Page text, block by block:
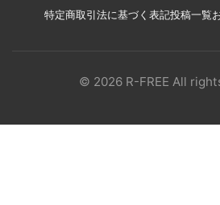
特定商取引法に基づく表記投稿一覧
© 2026 R-FREE All